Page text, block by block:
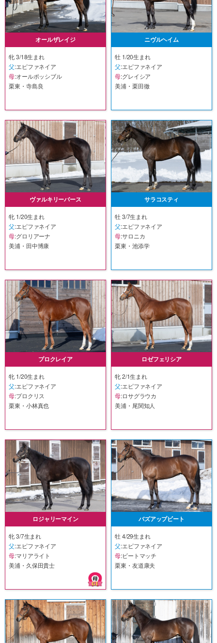
オールザレイジ
牝 3/18生まれ
父:エピファネイア
母:オールポッシブル
栗東・寺島良
ニヴルヘイム
牡 1/20生まれ
父:エピファネイア
母:グレイシア
美浦・栗田徹
ヴァルキリーバース
牝 1/20生まれ
父:エピファネイア
母:グロリアーナ
美浦・田中博康
サラコスティ
牡 3/7生まれ
父:エピファネイア
母:サロニカ
栗東・池添学
プロクレイア
牝 1/20生まれ
父:エピファネイア
母:プロクリス
栗東・小林真也
ロゼフェリシア
牝 2/1生まれ
父:エピファネイア
母:ロサグラウカ
美浦・尾関知人
ロジャリーマイン
牝 3/7生まれ
父:エピファネイア
母:マリアライト
美浦・久保田貴士
バズアップビート
牡 4/29生まれ
父:エピファネイア
母:ビートマッチ
栗東・友道康夫